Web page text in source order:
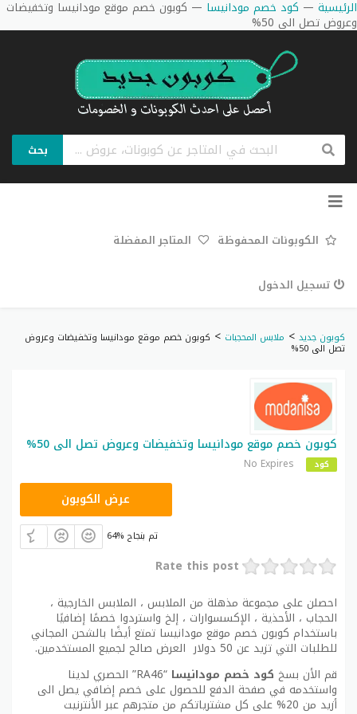
الرئيسية — كود خصم مودانيسا — كوبون خصم موقع مودانيسا وتخفيضات
وعروض تصل الى 50%
بحث
تخطي
الكوبونات المحفوظة المتاجر المفضلة
تسجيل الدخول
كوبون جديد > ملابس المحجبات > كوبون خصم موقع مودانيسا وتخفيضات وعروض
تصل الى 50%
كوبون خصم موقع مودانيسا وتخفيضات وعروض تصل الى 50%
كود No Expires
عرض الكوبون
64% تم بنجاح
Rate this post
احصلن على مجموعة مذهلة من الملابس ، الملابس الخارجية ،
الحجاب ، الأحذية ، الإكسسوارات ، إلخ واستردوا خصمًا إضافيًا
باستخدام كوبون خصم موقع مودانيسا تمتع أيضًا بالشحن المجاني
للطلبات التي تزيد عن 50 دولار العرض صالح لجميع المستخدمين.
قم الأن بسخ كود خصم مودانيسا “RA46” الحصري لدينا
واستخدمه في صفحة الدفع للحصول على خصم إضافي يصل الى
أزيد من 20% على كل مشترياتكم من متجرهم عبر الأنترنيت